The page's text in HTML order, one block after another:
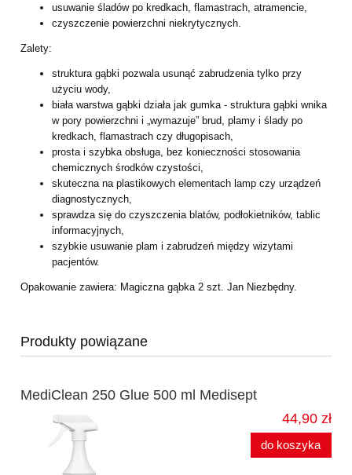
usuwanie śladów po kredkach, flamastrach, atramencie,
czyszczenie powierzchni niekrytycznych.
Zalety:
struktura gąbki pozwala usunąć zabrudzenia tylko przy
użyciu wody,
biała warstwa gąbki działa jak gumka - struktura gąbki wnika
w pory powierzchni i „wymazuje” brud, plamy i ślady po
kredkach, flamastrach czy długopisach,
prosta i szybka obsługa, bez konieczności stosowania
chemicznych środków czystości,
skuteczna na plastikowych elementach lamp czy urządzeń
diagnostycznych,
sprawdza się do czyszczenia blatów, podłokietników, tablic
informacyjnych,
szybkie usuwanie plam i zabrudzeń między wizytami
pacjentów.
Opakowanie zawiera: Magiczna gąbka 2 szt. Jan Niezbędny.
Produkty powiązane
MediClean 250 Glue 500 ml Medisept
44,90 zł
do koszyka